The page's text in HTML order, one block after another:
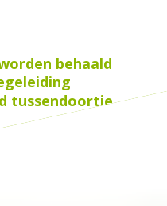
behaald
tussendoortje→